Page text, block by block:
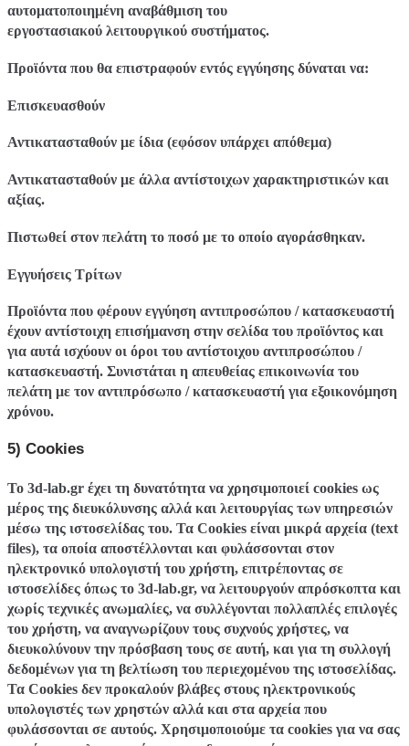
αυτοματοποιημένη αναβάθμιση του
εργοστασιακού λειτουργικού συστήματος.
Προϊόντα που θα επιστραφούν εντός εγγύησης δύναται να:
Επισκευασθούν
Αντικατασταθούν με ίδια (εφόσον υπάρχει απόθεμα)
Αντικατασταθούν με άλλα αντίστοιχων χαρακτηριστικών και
αξίας.
Πιστωθεί στον πελάτη το ποσό με το οποίο αγοράσθηκαν.
Εγγυήσεις Τρίτων
Προϊόντα που φέρουν εγγύηση αντιπροσώπου / κατασκευαστή
έχουν αντίστοιχη επισήμανση στην σελίδα του προϊόντος και
για αυτά ισχύουν οι όροι του αντίστοιχου αντιπροσώπου /
κατασκευαστή. Συνιστάται η απευθείας επικοινωνία του
πελάτη με τον αντιπρόσωπο / κατασκευαστή για εξοικονόμηση
χρόνου.
5) Cookies
Το 3d-lab.gr έχει τη δυνατότητα να χρησιμοποιεί cookies ως
μέρος της διευκόλυνσης αλλά και λειτουργίας των υπηρεσιών
μέσω της ιστοσελίδας του. Τα Cookies είναι μικρά αρχεία (text
files), τα οποία απoστέλλονται και φυλάσσονται στον
ηλεκτρονικό υπολογιστή του χρήστη, επιτρέποντας σε
ιστοσελίδες όπως το 3d-lab.gr, να λειτουργούν απρόσκοπτα και
χωρίς τεχνικές ανωμαλίες, να συλλέγονται πολλαπλές επιλογές
του χρήστη, να αναγνωρίζουν τους συχνούς χρήστες, να
διευκολύνουν την πρόσβαση τους σε αυτή, και για τη συλλογή
δεδομένων για τη βελτίωση του περιεχομένου της ιστοσελίδας.
Τα Cookies δεν προκαλούν βλάβες στους ηλεκτρονικούς
υπολογιστές των χρηστών αλλά και στα αρχεία που
φυλάσσονται σε αυτούς. Χρησιμοποιούμε τα cookies για να σας